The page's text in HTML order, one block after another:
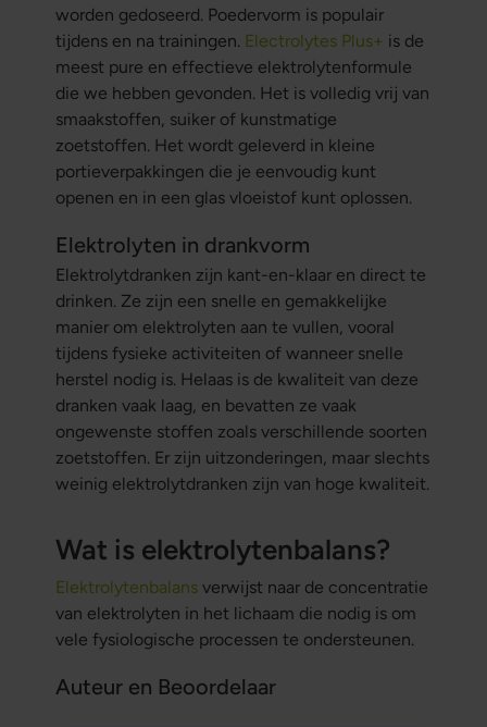
worden gedoseerd. Poedervorm is populair
tijdens en na trainingen. Electrolytes Plus+ is de
meest pure en effectieve elektrolytenformule
die we hebben gevonden. Het is volledig vrij van
smaakstoffen, suiker of kunstmatige
zoetstoffen. Het wordt geleverd in kleine
portieverpakkingen die je eenvoudig kunt
openen en in een glas vloeistof kunt oplossen.
Elektrolyten in drankvorm
Elektrolytdranken zijn kant-en-klaar en direct te
drinken. Ze zijn een snelle en gemakkelijke
manier om elektrolyten aan te vullen, vooral
tijdens fysieke activiteiten of wanneer snelle
herstel nodig is. Helaas is de kwaliteit van deze
dranken vaak laag, en bevatten ze vaak
ongewenste stoffen zoals verschillende soorten
zoetstoffen. Er zijn uitzonderingen, maar slechts
weinig elektrolytdranken zijn van hoge kwaliteit.
Wat is elektrolytenbalans?
Elektrolytenbalansverwijst naar de concentratie
van elektrolyten in het lichaam die nodig is om
vele fysiologische processen te ondersteunen.
Auteur en Beoordelaar